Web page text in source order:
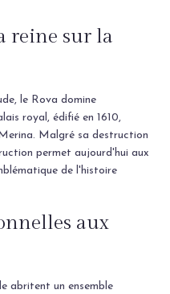
reine sur la
le Rova domine
royal, édifié en 1610,
Malgré sa destruction
permet aujourd'hui aux
de l'histoire
aux
abritent un ensemble